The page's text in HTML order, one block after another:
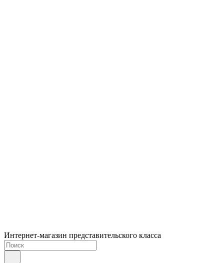
Интернет-магазин представительского класса